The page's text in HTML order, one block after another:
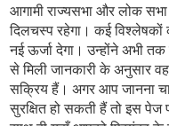
आगामी राज्यसभा और लोक
दिलचस्प रहेगा। कई विश्लेषकों
नई ऊर्जा देगा। उन्होंने अभी
से मिली जानकारी के अनुसार वह
सक्रिय हैं। अगर आप जानना
सुरक्षित हो सकती हैं तो इस